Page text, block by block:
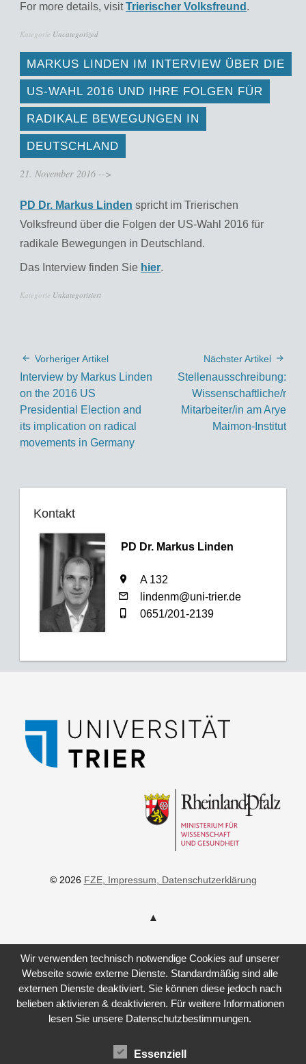
For more details, visitTrierischer Volksfreund .
Kategorie Uncategorized
MARKUS LINDEN IM INTERVIEW ÜBER DIE
US-WAHL 2016 UND IHRE FOLGEN FÜR
RADIKALE BEWEGUNGEN IN
DEUTSCHLAND
21. November 2016 -->
PD Dr. Markus Linden spricht im Trierischen
Volksfreund über die Folgen der US-Wahl 2016 für
radikale Bewegungen in Deutschland.
Das Interview finden Sie hier.
Kategorie Unkategorisiert
Vorheriger Artikel
Interview by Markus Linden
on the 2016 US
Presidential Election and
its implication on radical
movements in Germany
Nächster Artikel
Stellenausschreibung:
Wissenschaftliche/r
Mitarbeiter/in am Arye
Maimon-Institut
Kontakt
PD Dr. Markus Linden
A 132
lindenm@uni-trier.de
0651/201-2139
© 2026 FZE, Impressum , Datenschutzerklärung
Wir verwenden technisch notwendige Cookies auf unserer
Webseite sowie externe Dienste. Standardmäßig sind alle
externen Dienste deaktiviert. Sie können diese jedoch nach
belieben aktivieren & deaktivieren. Für weitere Informationen
lesen Sie unsere Datenschutzbestimmungen.
Essenziell